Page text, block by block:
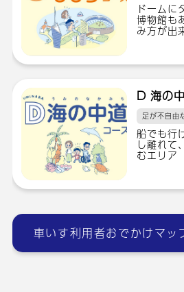
ドームに
博物館も
み方が出
D 海の
足が不自由
船でも行
し離れて
むエリア
車いす利用者おでかけマッ